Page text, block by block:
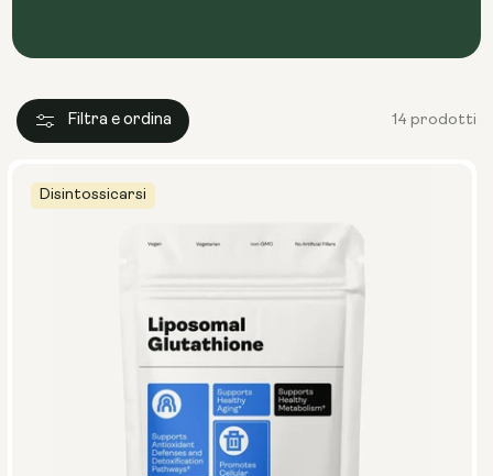
Filtra e ordina 14 prodotti
Disintossicarsi